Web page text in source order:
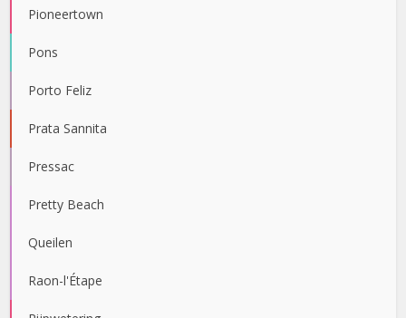
Pioneertown
Pons
Porto Feliz
Prata Sannita
Pressac
Pretty Beach
Queilen
Raon-l'Étape